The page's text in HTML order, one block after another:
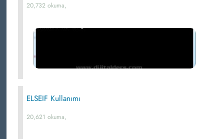
20,732 okuma,
ELSEIF Kullanımı
20,621 okuma,